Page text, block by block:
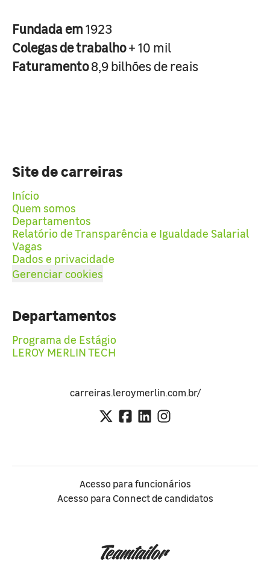
Fundada em1923
Colegas de trabalho+ 10 mil
Faturamento8,9 bilhões de reais
Site de carreiras
Início
Quem somos
Departamentos
Relatório de Transparência e Igualdade Salarial
Vagas
Dados e privacidade
Gerenciar cookies
Departamentos
Programa de Estágio
LEROY MERLIN TECH
carreiras.leroymerlin.com.br/
Acesso para funcionários
Acesso para Connect de candidatos